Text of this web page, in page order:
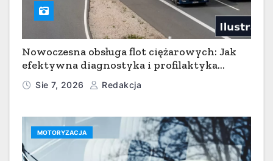
Nowoczesna obsługa flot ciężarowych: Jak
efektywna diagnostyka i profilaktyka
serwisowa minimalizują przestoje w
transporcie
Sie 7, 2026 Redakcja
MOTORYZACJA